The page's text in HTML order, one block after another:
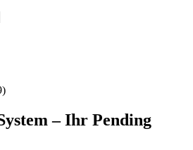
)
– Ihr Pending